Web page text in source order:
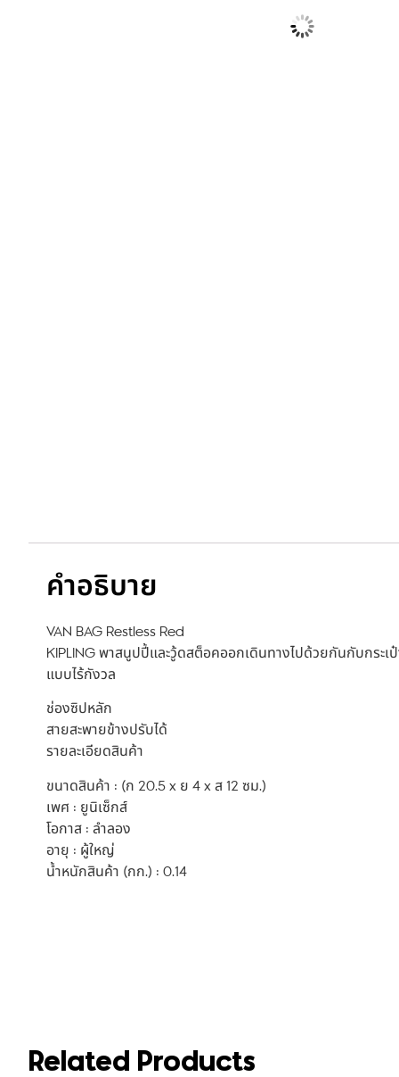
คำอธิบาย
VAN BAG Restless Red
KIPLING พาสนูปปี้และวู้ดสต็อคออกเดินทางไปด้วยกันกับกระ
แบบไร้กังวล
ช่องซิปหลัก
สายสะพายข้างปรับได้
รายละเอียดสินค้า
ขนาดสินค้า : (ก 20.5 x ย 4 x ส 12 ซม.)
เพศ : ยูนิเซ็กส์
โอกาส : ลำลอง
อายุ : ผู้ใหญ่
น้ำหนักสินค้า (กก.) : 0.14
Related Products